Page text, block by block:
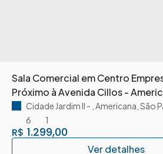
Sala Comercial em Centro
Próximo à Avenida Cillos -
R$ 1.299,00
Cidade Jardim II Americana São
6
1